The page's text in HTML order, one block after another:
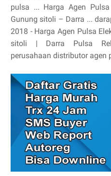
pulsa ... Harga Agen
Gunung sitoli – Darra ...
2018 - Harga Agen Pulsa
sitoli | Darra Pulsa
perusahaan distributor agen